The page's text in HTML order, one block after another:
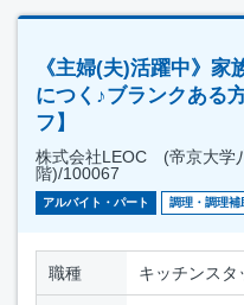
《主婦(夫)活躍中》
につく♪ブランクある
フ】
株式会社LEOC (帝京大学
階)/100067
アルバイト・パート 調理・調理補
職種 キッチンスタ